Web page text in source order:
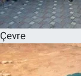
Çevre